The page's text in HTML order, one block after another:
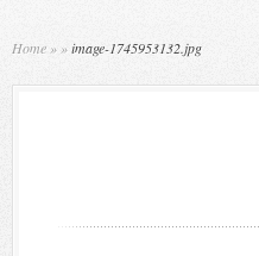
Home » »image-1745953132.jpg